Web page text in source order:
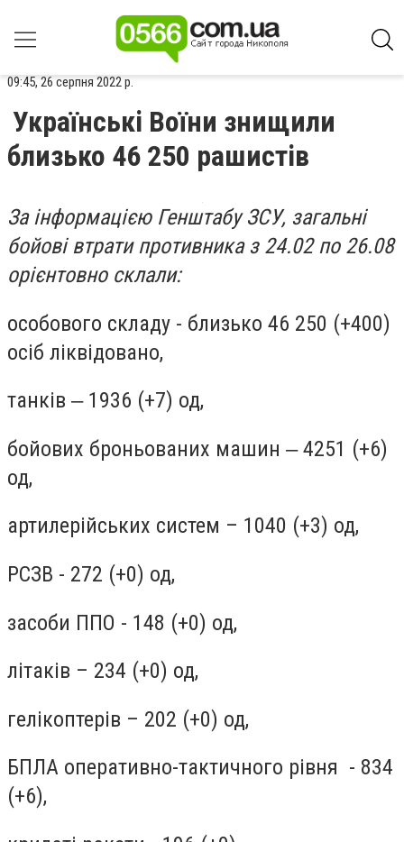
09:45, 26 серпня 2022 р.
Українські Воїни знищили
близько 46 250 рашистів
За інформацією Генштабу ЗСУ, загальні
бойові втрати противника з 24.02 по 26.08
орієнтовно склали:
особового складу - близько 46 250 (+400)
осіб ліквідовано,
танків ‒ 1936 (+7) од,
бойових броньованих машин ‒ 4251 (+6)
од,
артилерійських систем – 1040 (+3) од,
РСЗВ - 272 (+0) од,
засоби ППО - 148 (+0) од,
літаків – 234 (+0) од,
гелікоптерів – 202 (+0) од,
БПЛА оперативно-тактичного рівня - 834
(+6),